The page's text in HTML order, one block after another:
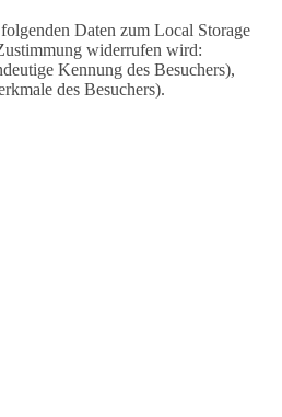
Daten zum Local Storage
widerrufen wird:
Kennung des Besuchers),
des Besuchers).